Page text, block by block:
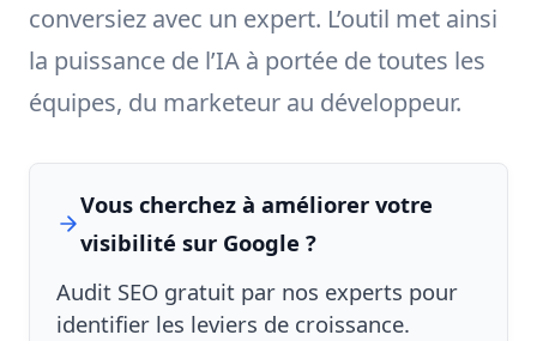
conversiez avec un expert. L’outil met ainsi
la puissance de l’IA à portée de toutes les
équipes, du marketeur au développeur.
Vous cherchez à améliorer votre
visibilité sur Google ?
Audit SEO gratuit par nos experts pour
identifier les leviers de croissance.